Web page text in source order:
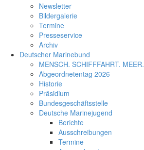
Newsletter
Bildergalerie
Termine
Presseservice
Archiv
Deutscher Marinebund
MENSCH. SCHIFFFAHRT. MEER.
Abgeordnetentag 2026
Historie
Präsidium
Bundesgeschäftsstelle
Deutsche Marinejugend
Berichte
Ausschreibungen
Termine